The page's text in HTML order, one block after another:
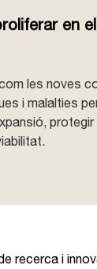
en
les noves
i malalties
protegir
recerca i